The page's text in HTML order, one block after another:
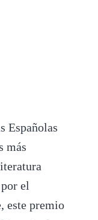
Españolas
más
el
este premio